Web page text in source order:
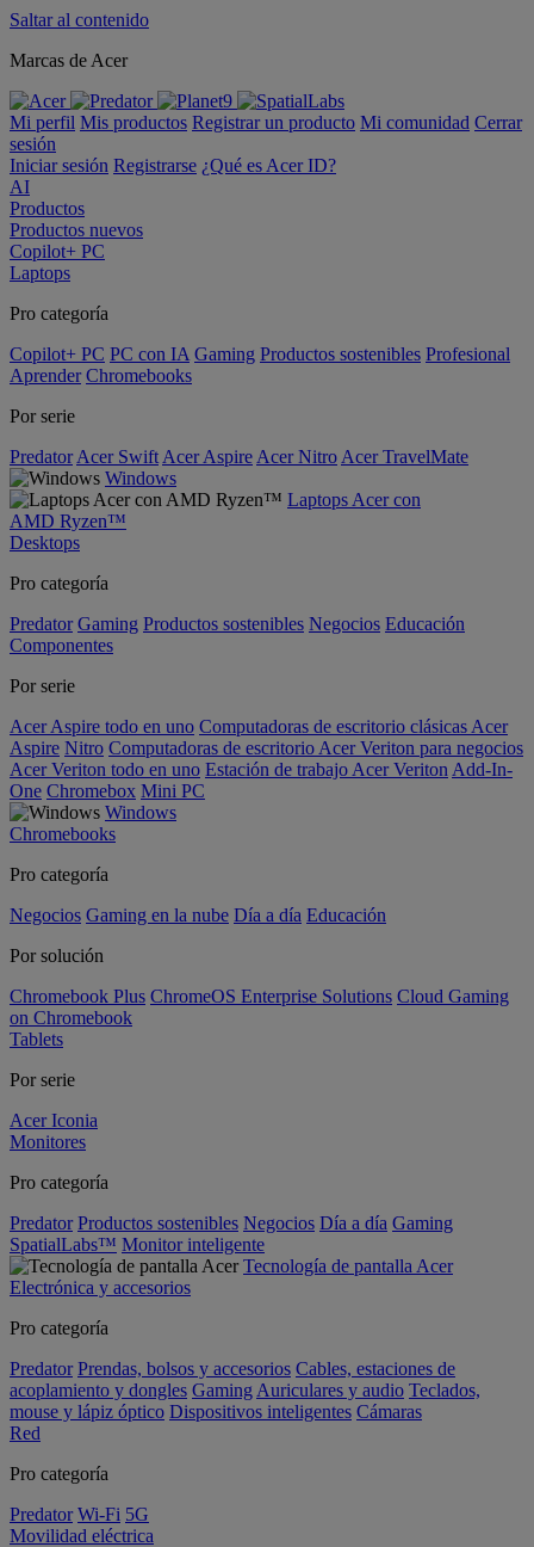
Saltar al contenido
Marcas de Acer
Mi perfil Mis productos Registrar un producto Mi comunidad Cerrar
sesión
Iniciar sesión Registrarse ¿Qué es Acer ID?
AI
Productos
Productos nuevos
Copilot+ PC
Laptops
Pro categoría
Copilot+ PC PC con IA Gaming Productos sostenibles Profesional
Aprender Chromebooks
Por serie
Predator Acer Swift Acer Aspire Acer Nitro Acer TravelMate
Windows
Laptops Acer con
AMD Ryzen™
Desktops
Pro categoría
Predator Gaming Productos sostenibles Negocios Educación
Componentes
Por serie
Acer Aspire todo en uno Computadoras de escritorio clásicas Acer
Aspire Nitro Computadoras de escritorio Acer Veriton para negocios
Acer Veriton todo en uno Estación de trabajo Acer Veriton Add-In-
One Chromebox Mini PC
Windows
Chromebooks
Pro categoría
Negocios Gaming en la nube Día a día Educación
Por solución
Chromebook Plus ChromeOS Enterprise Solutions Cloud Gaming
on Chromebook
Tablets
Por serie
Acer Iconia
Monitores
Pro categoría
Predator Productos sostenibles Negocios Día a día Gaming
SpatialLabs™ Monitor inteligente
Tecnología de pantalla Acer
Electrónica y accesorios
Pro categoría
Predator Prendas, bolsos y accesorios Cables, estaciones de
acoplamiento y dongles Gaming Auriculares y audio Teclados,
mouse y lápiz óptico Dispositivos inteligentes Cámaras
Red
Pro categoría
Predator Wi-Fi 5G
Movilidad eléctrica